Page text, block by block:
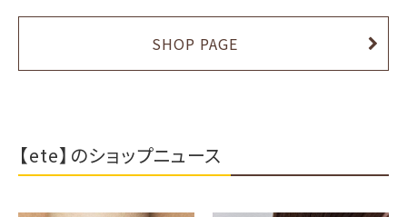
SHOP PAGE
【ete】のショップニュース